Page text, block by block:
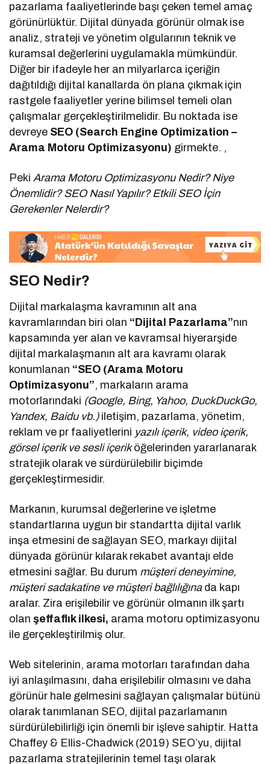
pazarlama faaliyetlerinde başı çeken temel amaç
görünürlüktür. Dijital dünyada görünür olmak ise
analiz, strateji ve yönetim olgularının teknik ve
kuramsal değerlerini uygulamakla mümkündür.
Diğer bir ifadeyle her an milyarlarca içeriğin
dağıtıldığı dijital kanallarda ön plana çıkmak için
rastgele faaliyetler yerine bilimsel temeli olan
çalışmalar gerçekleştirilmelidir. Bu noktada ise
devreye SEO (Search Engine Optimization –
Arama Motoru Optimizasyonu) girmekte. ,
PekiArama Motoru Optimizasyonu Nedir? Niye
Önemlidir? SEO Nasıl Yapılır? Etkili SEO İçin
Gerekenler Nelerdir?
SEO Nedir?
Dijital markalaşma kavramının alt ana
kavramlarından biri olan “Dijital Pazarlama”nın
kapsamında yer alan ve kavramsal hiyerarşide
dijital markalaşmanın alt ara kavramı olarak
konumlanan “SEO (Arama Motoru
Optimizasyonu”, markaların arama
motorlarındaki (Google, Bing, Yahoo, DuckDuckGo,
Yandex, Baidu vb.) iletişim, pazarlama, yönetim,
reklam ve pr faaliyetlerini yazılı içerik, video içerik,
görsel içerik ve sesli içeriköğelerinden yararlanarak
stratejik olarak ve sürdürülebilir biçimde
gerçekleştirmesidir.
Markanın, kurumsal değerlerine ve işletme
standartlarına uygun bir standartta dijital varlık
inşa etmesini de sağlayan SEO, markayı dijital
dünyada görünür kılarak rekabet avantajı elde
etmesini sağlar. Bu durum müşteri deneyimine,
müşteri sadakatine ve müşteri bağlılığınada kapı
aralar. Zira erişilebilir ve görünür olmanın ilk şartı
olan şeffaflık ilkesi, arama motoru optimizasyonu
ile gerçekleştirilmiş olur.
Web sitelerinin, arama motorları tarafından daha
iyi anlaşılmasını, daha erişilebilir olmasını ve daha
görünür hale gelmesini sağlayan çalışmalar bütünü
olarak tanımlanan SEO, dijital pazarlamanın
sürdürülebilirliği için önemli bir işleve sahiptir. Hatta
Chaffey & Ellis-Chadwick (2019) SEO’yu, dijital
pazarlama stratejilerinin temel taşı olarak